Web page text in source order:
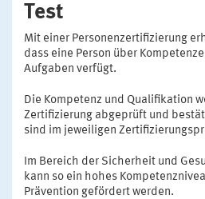
Test
Mit einer Personenzertifizierung
dass eine Person über
Aufgaben verfügt.
Die Kompetenz und Qualifikation
Zertifizierung abgeprüft und
sind im jeweiligen
Im Bereich der Sicherheit und
kann so ein hohes
Prävention gefördert werden.